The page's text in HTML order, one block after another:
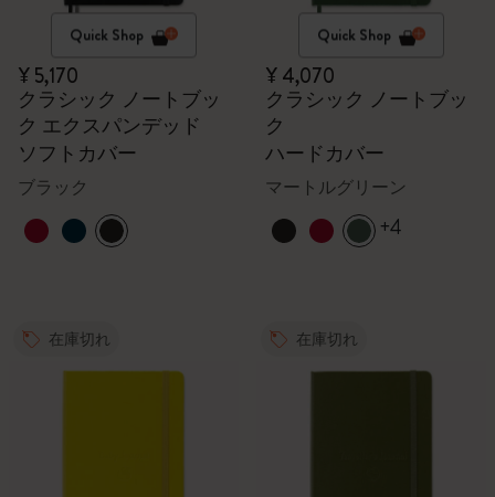
Quick Shop
¥ 5,170
クラシック ノートブッ
ク エクスパンデッド
ソフトカバー
ブラック
Quick Shop
¥ 4,070
クラシック ノートブッ
ク
ハードカバー
マートルグリーン
+4
在庫切れ 在庫切れ